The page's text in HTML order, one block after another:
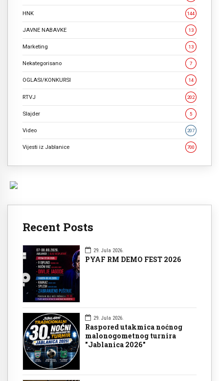
HNK 144
JAVNE NABAVKE 13
Marketing 13
Nekategorisano 7
OGLASI/KONKURSI 14
RTVJ 202
Slajder 5
Video 207
Vijesti iz Jablanice 700
Recent Posts
29. Jula 2026.
PYAF RM DEMO FEST 2026
29. Jula 2026.
Raspored utakmica noćnog
malonogometnog turnira
"Jablanica 2026"